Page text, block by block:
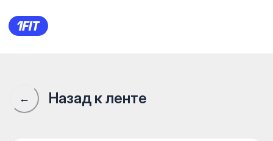
Gym Point — Gym
← Назад к ленте